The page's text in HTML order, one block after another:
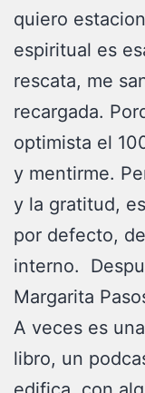
quiero
espiritual es
rescata, me
recargada.
optimista el
y mentirme.
y la gratitud,
por defecto,
interno.
Margarita
A veces es
libro, un